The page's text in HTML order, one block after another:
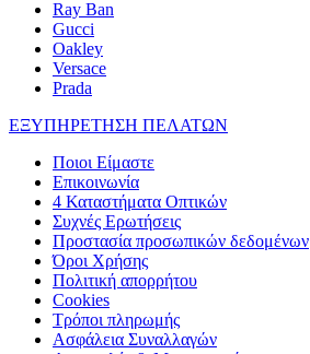
Ray Ban
Gucci
Oakley
Versace
Prada
ΕΞΥΠΗΡΕΤΗΣΗ ΠΕΛΑΤΩΝ
Ποιοι Είμαστε
Επικοινωνία
4 Καταστήματα Οπτικών
Συχνές Ερωτήσεις
Προστασία προσωπικών δεδομένων
Όροι Χρήσης
Πολιτική απορρήτου
Cookies
Τρόποι πληρωμής
Ασφάλεια Συναλλαγών